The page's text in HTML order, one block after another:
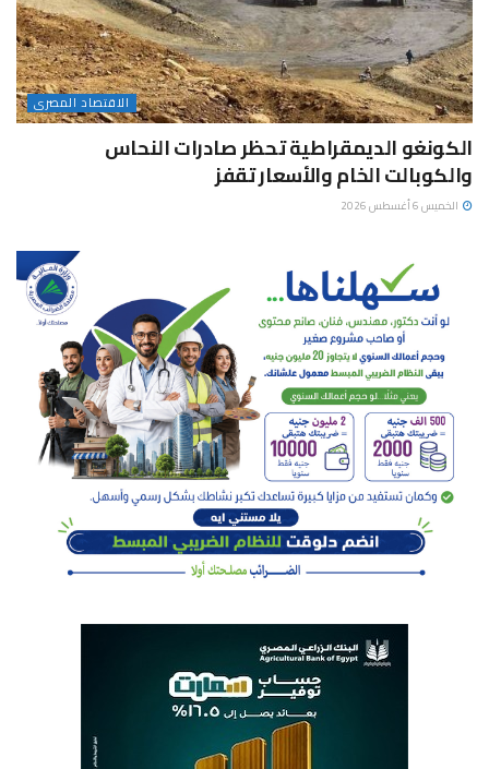
الاقتصاد المصرى
الكونغو الديمقراطية تحظر صادرات النحاس
والكوبالت الخام والأسعار تقفز
الخميس 6 أغسطس 2026